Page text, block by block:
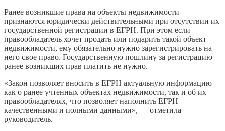
Ранее возникшие права на объекты недвижимости
признаются юридически действительными при отсутствии их
государственной регистрации в ЕГРН. При этом если
правообладатель хочет продать или подарить такой объект
недвижимости, ему обязательно нужно зарегистрировать на
него свое право. Государственную пошлину за регистрацию
ранее возникших прав платить не нужно.
«Закон позволяет вносить в ЕГРН актуальную информацию
как о ранее учтенных объектах недвижимости, так и об их
правообладателях, что позволяет наполнить ЕГРН
качественными и полными данными», — отметила
руководитель.